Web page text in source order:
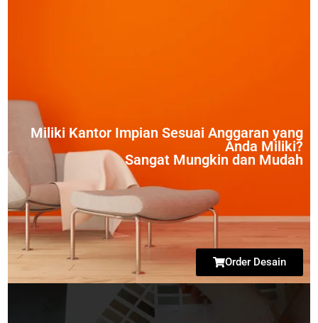
Miliki Kantor Impian Sesuai Anggaran yang
Anda Miliki?
Sangat Mungkin dan Mudah
Order Desain